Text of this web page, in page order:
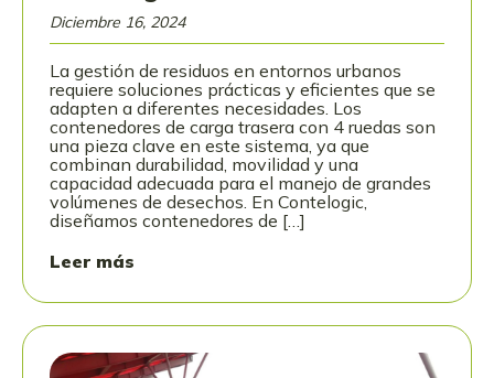
Diciembre 16, 2024
La gestión de residuos en entornos urbanos
requiere soluciones prácticas y eficientes que se
adapten a diferentes necesidades. Los
contenedores de carga trasera con 4 ruedas son
una pieza clave en este sistema, ya que
combinan durabilidad, movilidad y una
capacidad adecuada para el manejo de grandes
volúmenes de desechos. En Contelogic,
diseñamos contenedores de […]
Leer más